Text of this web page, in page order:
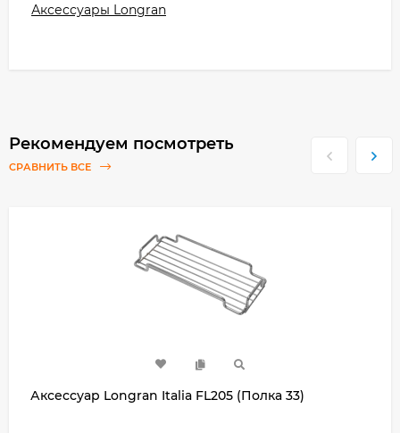
Аксессуары Longran
Рекомендуем посмотреть
СРАВНИТЬ ВСЕ
Аксессуар Longran Italia FL205 (Полка 33)